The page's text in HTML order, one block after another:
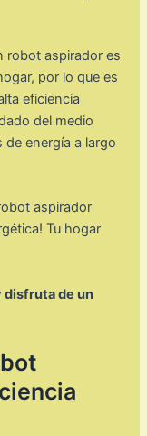
robot aspirador es
por lo que es
eficiencia
del medio
energía a largo
aspirador
Tu hogar
disfruta de un